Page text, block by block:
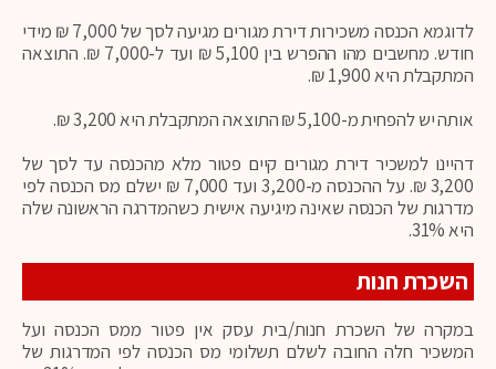
לדוגמא הכנסה משכירות דירת מגורים מגיעה לסך של 7,000 ₪ מידי
חודש. מחשבים מהו ההפרש בין 5,100 ₪ ועד ל-7,000 ₪. התוצאה
המתקבלת היא 1,900 ₪.
אותה יש להפחית מ-5,100 ₪ התוצאה המתקבלת היא 3,200 ₪.
דהיינו למשכיר דירת מגורים קיים פטור מלא מהכנסה עד לסך של
3,200 ₪. על ההכנסה מ-3,200 ועד 7,000 ₪ ישלם מס הכנסה לפי
מדרגות של הכנסה שאינה מיגיעה אישית כשהמדרגה הראשונה שלה
היא 31%.
השכרת חנות
במקרה של השכרת חנות/בית עסק אין פטור ממס הכנסה ועל
המשכיר חלה החובה לשלם תשלומי מס הכנסה לפי המדרגות של